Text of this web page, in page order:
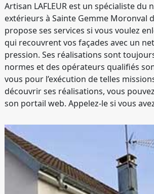
Artisan LAFLEUR est un spécialiste du
extérieurs à Sainte Gemme Moronval
propose ses services si vous voulez
qui recouvrent vos façades avec un
pression. Ses réalisations sont
normes et des opérateurs qualifiés
vous pour l’exécution de telles
découvrir ses réalisations, vous
son portail web. Appelez-le si vous